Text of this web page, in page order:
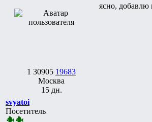
1 30905 19683
Москва
15 дн.
ясно, добавлю
svyatoi
Посетитель